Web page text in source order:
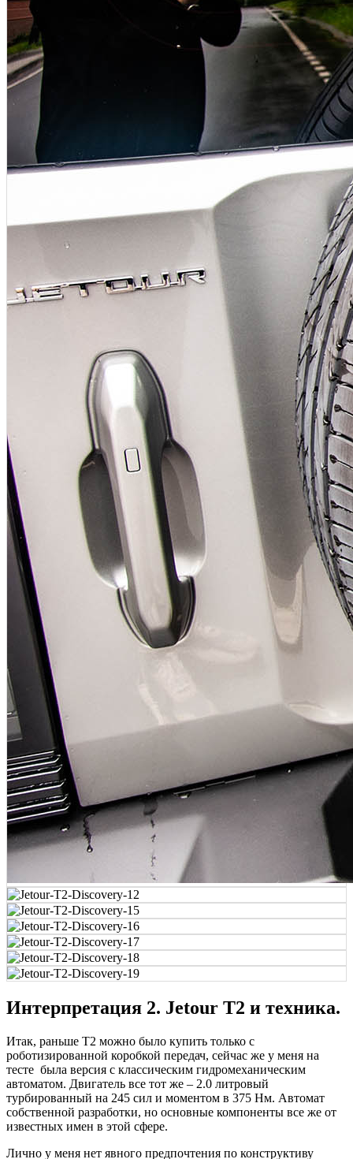
Интерпретация 2. Jetour T2 и техника.
Итак, раньше T2 можно было купить только с
роботизированной коробкой передач, сейчас же у меня на
тесте была версия с классическим гидромеханическим
автоматом. Двигатель все тот же – 2.0 литровый
турбированный на 245 сил и моментом в 375 Нм. Автомат
собственной разработки, но основные компоненты все же от
известных имен в этой сфере.
Лично у меня нет явного предпочтения по конструктиву